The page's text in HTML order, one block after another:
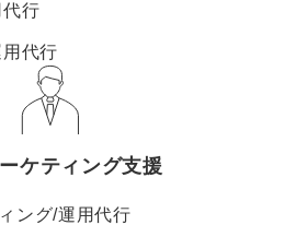
行
代行
ケティング支援
ング/運用代行